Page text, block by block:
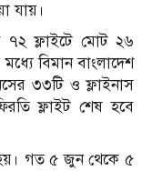
যায়।
৭২ ফ্লাইটে মোট ২৬
বিমান বাংলাদেশ
৩৩টি ও ফ্লাইনাস
ফ্লাইট শেষ হবে
গত ৫ জুন থেকে ৫